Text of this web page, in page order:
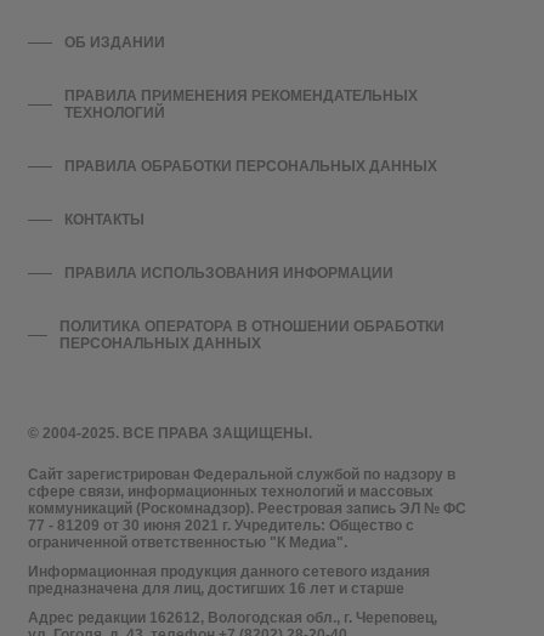
© 2004-2025. ВСЕ ПРАВА ЗАЩИЩЕНЫ.
Сайт зарегистрирован Федеральной службой по надзору в
сфере связи, информационных технологий и массовых
коммуникаций (Роскомнадзор). Реестровая запись ЭЛ № ФС
77 - 81209 от 30 июня 2021 г. Учредитель: Общество с
ограниченной ответственностью "К Медиа".
Информационная продукция данного сетевого издания
предназначена для лиц, достигших 16 лет и старше
Адрес редакции 162612, Вологодская обл., г. Череповец,
ОБ ИЗДАНИИ
ПРАВИЛА ПРИМЕНЕНИЯ РЕКОМЕНДАТЕЛЬНЫХ
ТЕХНОЛОГИЙ
ПРАВИЛА ОБРАБОТКИ ПЕРСОНАЛЬНЫХ ДАННЫХ
КОНТАКТЫ
ПРАВИЛА ИСПОЛЬЗОВАНИЯ ИНФОРМАЦИИ
ПОЛИТИКА ОПЕРАТОРА В ОТНОШЕНИИ ОБРАБОТКИ
ПЕРСОНАЛЬНЫХ ДАННЫХ